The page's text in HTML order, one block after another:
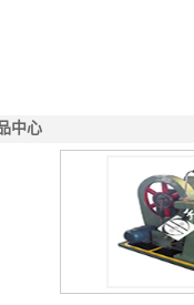
中心